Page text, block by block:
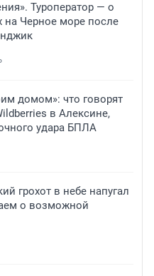
Туроператор — о
на Черное море после
домом»: что говорят
в Алексине,
удара БПЛА
грохот в небе напугал
о возможной